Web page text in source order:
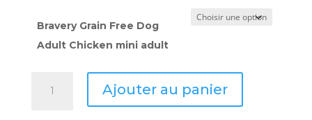
prix :
25.00CHF
Bravery Grain Free Dog
Adult Chicken mini adult
Ajouter au panier